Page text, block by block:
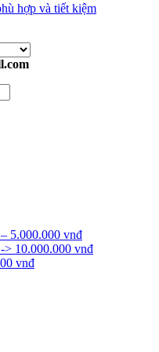
hợp và tiết kiệm
5.000.000 vnđ
> 10.000.000 vnđ
vnđ